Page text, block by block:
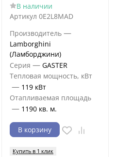
В наличии
Артикул 0E2L8MAD
Производитель —
Lamborghini
(Ламборджини)
Серия — GASTER
Тепловая мощность, кВт
— 119 кВт
Отапливаемая площадь
— 1190 кв. м.
В корзину
Купить в 1 клик